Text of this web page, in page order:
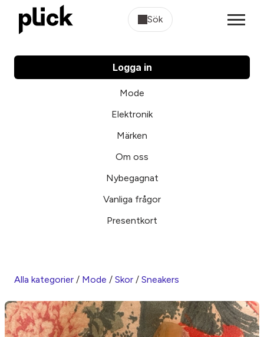
Sök
Logga in
Mode
Elektronik
Märken
Om oss
Nybegagnat
Vanliga frågor
Presentkort
Alla kategorier / Mode / Skor / Sneakers